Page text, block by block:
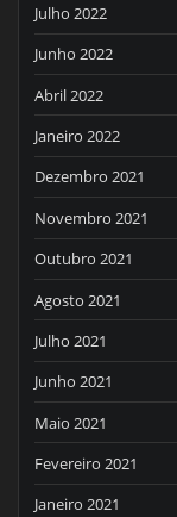
Julho 2022
Junho 2022
Abril 2022
Janeiro 2022
Dezembro 2021
Novembro 2021
Outubro 2021
Agosto 2021
Julho 2021
Junho 2021
Maio 2021
Fevereiro 2021
Janeiro 2021